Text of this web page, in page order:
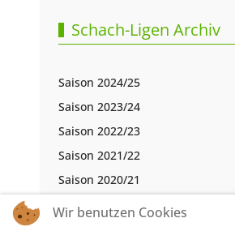
Schach-Ligen Archiv
Saison 2024/25
Saison 2023/24
Saison 2022/23
Saison 2021/22
Saison 2020/21
Saison 2019/20
Wir benutzen Cookies